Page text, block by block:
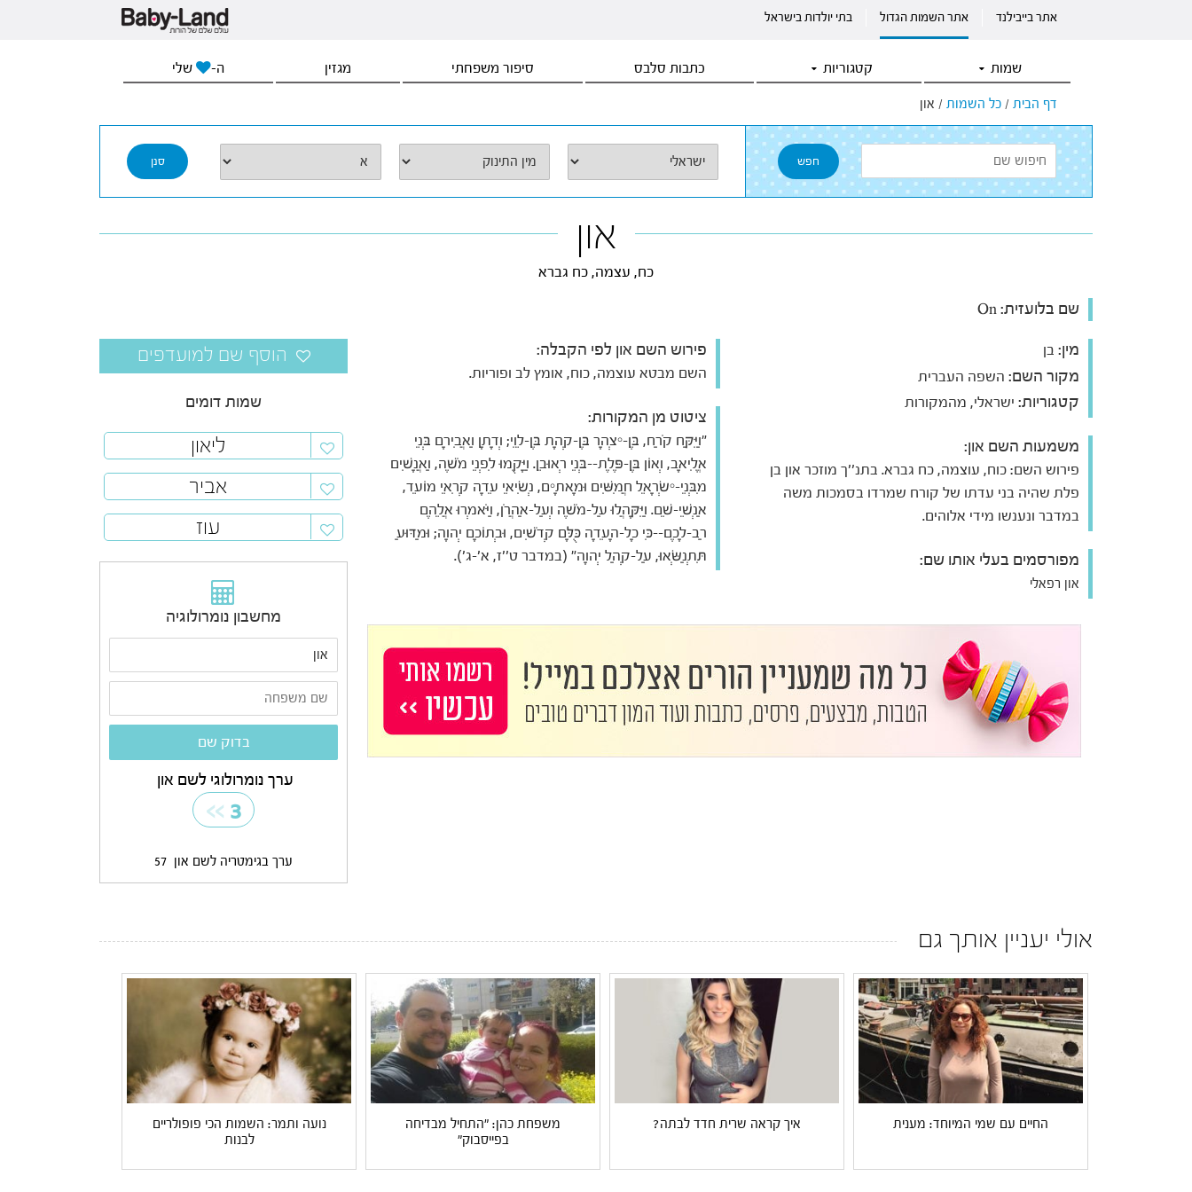
אתר בייבילנד אתר השמות הגדול בתי יולדות בישראל
שמות קטגוריות כתבות סלבס סיפור משפחתי מגזין ה- שלי
דף הבית / כל השמות / און
און
כח, עצמה, כח גברא
שם בלועזית:
מין: בן
מקור השם: השפה העברית
קטגוריות: ישראלי, מהמקורות
משמעות השם און:
פירוש השם: כוח, עוצמה, כח גברא. בתנ''ך מוזכר און בן
פלת שהיה בני עדתו של קורח שמרדו בסמכות משה
במדבר ונענשו מידי אלוהים.
מפורסמים בעלי אותו שם:
און רפאלי
פירוש השם און לפי הקבלה:
השם מבטא עוצמה, כוח, אומץ לב ופוריות.
ציטוט מן המקורות:
"וַיִּקַּח קֹרַח, בֶּן-יִצְהָר בֶּן-קְהָת בֶּן-לֵוִי; וְדָתָן וַאֲבִירָם בְּנֵי
אֱלִיאָב, וְאוֹן בֶּן-פֶּלֶת--בְּנֵי רְאוּבֵן. וַיָּקֻמוּ לִפְנֵי מֹשֶׁה, וַאֲנָשִׁים
מִבְּנֵי-יִשְׂרָאֵל חֲמִשִּׁים וּמָאתָיִם, נְשִׂיאֵי עֵדָה קְרִאֵי מוֹעֵד,
אַנְשֵׁי-שֵׁם. וַיִּקָּהֲלוּ עַל-מֹשֶׁה וְעַל-אַהֲרֹן, וַיֹּאמְרוּ אֲלֵהֶם
רַב-לָכֶם--כִּי כָל-הָעֵדָה כֻּלָּם קְדֹשִׁים, וּבְתוֹכָם יְהוָה; וּמַדּוּעַ
תִּתְנַשְּׂאוּ, עַל-קְהַל יְהוָה" (במדבר ט''ז, א'-ג').
שמות דומים
ליאון
אביר
עוז
מחשבון נומרולוגיה
ערך נומרולוגי לשם און
3
>>
ערך בגימטריה לשם און 57
אולי יעניין אותך גם
החיים עם שמי המיוחד: מענית איך קראה שרית חדד לבתה?
משפחת כהן: "התחיל מבדיחה
בפייסבוק"
נועה ותמר: השמות הכי פופולריים
לבנות